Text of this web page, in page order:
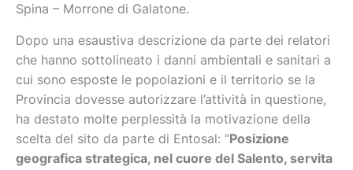
Spina – Morrone di Galatone.
Dopo una esaustiva descrizione da parte dei relatori
che hanno sottolineato i danni ambientali e sanitari a
cui sono esposte le popolazioni e il territorio se la
Provincia dovesse autorizzare l’attività in questione,
ha destato molte perplessità la motivazione della
scelta del sito da parte di Entosal: “Posizione
geografica strategica, nel cuore del Salento, servita